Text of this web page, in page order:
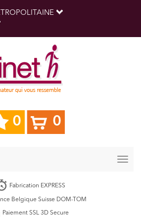
0 0
Fabrication EXPRESS
Belgique Suisse DOM-TOM
Paiement SSL 3D Secure